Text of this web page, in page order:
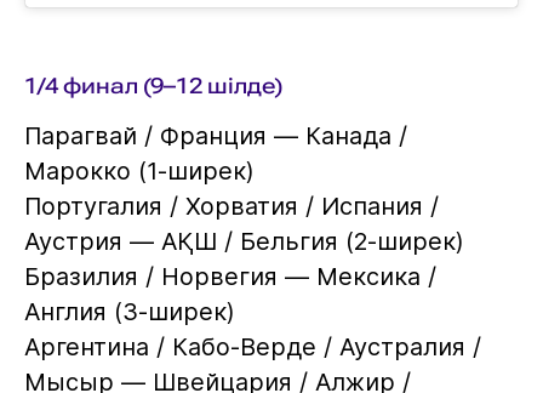
1/4 финал (9–12 шілде)
Парагвай / Франция — Канада /
Марокко (1-ширек)
Португалия / Хорватия / Испания /
Аустрия — АҚШ / Бельгия (2-ширек)
Бразилия / Норвегия — Мексика /
Англия (3-ширек)
Аргентина / Кабо-Верде / Аустралия /
Мысыр — Швейцария / Алжир /